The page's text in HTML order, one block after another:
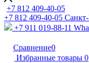
+7 812 409-40-05
+7 812 409-40-05
+7 911 019-88-11
Сравнение0
Избранные товары 0